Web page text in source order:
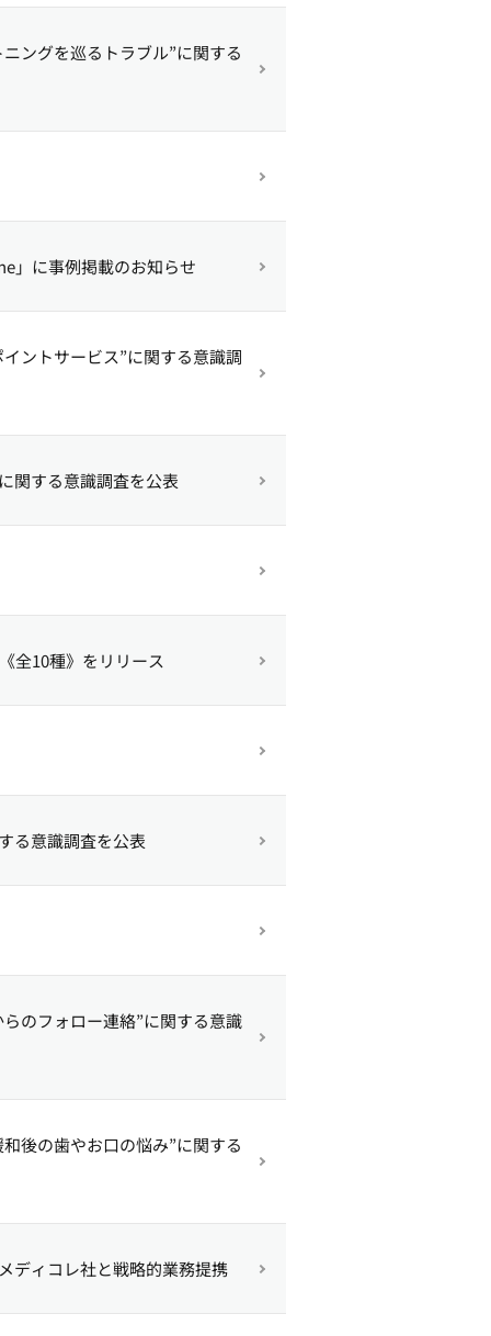
ングを巡るトラブル”に関する
」に事例掲載のお知らせ
ントサービス”に関する意識調
関する意識調査を公表
全10種》をリリース
る意識調査を公表
のフォロー連絡”に関する意識
後の歯やお口の悩み”に関する
ディコレ社と戦略的業務提携